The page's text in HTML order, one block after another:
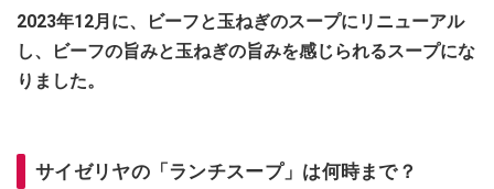
2023年12月に、 ビーフと玉ねぎのスープにリニューアル
し、ビーフの旨みと玉ねぎの旨みを感じられるスープにな
りました。
サイゼリヤの「ランチスープ」は何時まで？